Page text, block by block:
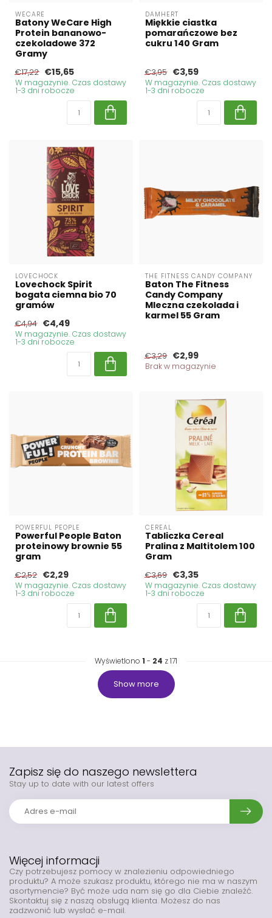
WECARE
Batony WeCare High
Protein bananowo-
czekoladowe 372
Gramy
€17,22 €15,65
W magazynie. Czas dostawy
1-3 dni robocze
DAMHERT
Miękkie ciastka
pomarańczowe bez
cukru 140 Gram
€3,95 €3,59
W magazynie. Czas dostawy
1-3 dni robocze
LOVECHOCK
Lovechock Spirit
bogata ciemna bio 70
gramów
€4,94 €4,49
W magazynie. Czas dostawy
1-3 dni robocze
THE FITNESS CANDY COMPANY
Baton The Fitness
Candy Company
Mleczna czekolada i
karmel 55 Gram
€3,29 €2,99
Brak w magazynie
POWERFUL PEOPLE
Powerful People Baton
proteinowy brownie 55
gram
€2,52 €2,29
W magazynie. Czas dostawy
1-3 dni robocze
CEREAL
Tabliczka Cereal
Pralina z Maltitolem 100
Gram
€3,69 €3,35
W magazynie. Czas dostawy
1-3 dni robocze
Wyświetlono 1 - 24 z 171
Show more
Więcej informacji
Czy potrzebujesz pomocy w znalezieniu odpowiedniego
produktu? A może szukasz produktu, którego nie ma w naszym
asortymencie? Być może uda nam się go dla Ciebie znaleźć.
Skontaktuj się z naszą obsługą klienta. Możesz do nas
zadzwonić lub wysłać e-mail.
Zapisz się do naszego newslettera
Stay up to date with our latest offers